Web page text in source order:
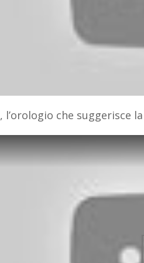
, l’orologio che suggerisce